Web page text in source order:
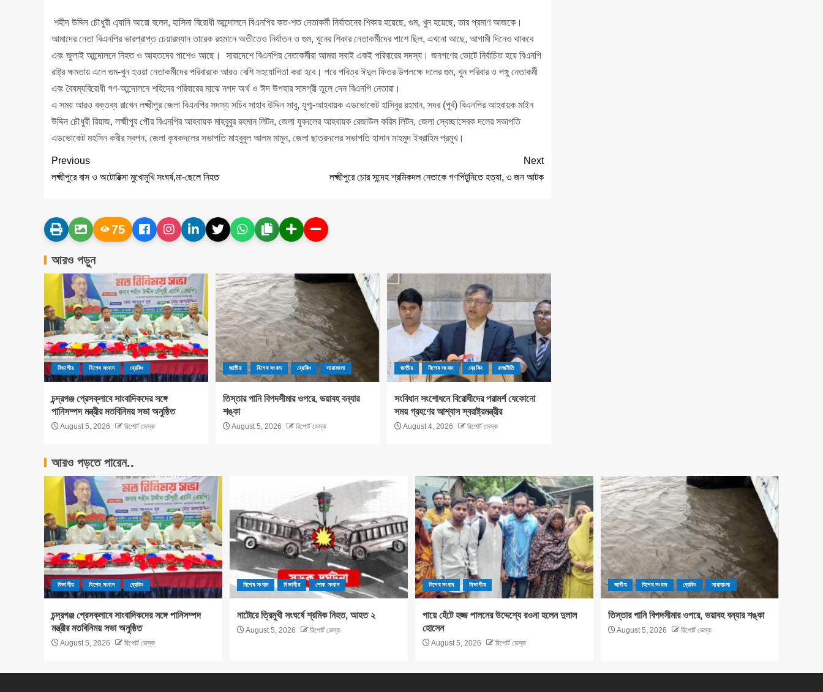
শহীদ উদ্দিন চৌধুরী এ্যানি আরো বলেন, হাসিনা বিরোধী আন্দোলনে বিএনপির কত-শত নেতাকর্মী নির্যাতনের শিকার হয়েছে, গুম, খুন হয়েছে, তার প্রমাণ আজকে।
আমাদের নেতা বিএনপির ভারপ্রাপ্ত চেয়ারম্যান তারেক রহমানে অতীতেও নির্যাতন ও গুম, খুনের শিকার নেতাকর্মীদের পাশে ছিল, এখনো আছে, আগামী দিনেও থাকবে
এবং জুলাই আন্দোলনে নিহত ও আহতদের পাশেও আছে। সারাদেশে বিএনপির নেতাকর্মীরা আমরা সবাই একই পরিবারের সদস্য। জনগণের ভোটে নির্বাচিত হয়ে বিএনপি
রাষ্ট্র ক্ষমতায় এলে গুম-খুন হওয়া নেতাকর্মীদের পরিবারকে আরও বেশি সহযোগিতা করা হবে। পরে পবিত্র ঈদুল ফিতর উপলক্ষে দলের গুম, খুন পরিবার ও পঙ্গু নেতাকর্মী
এবং বৈষম্যবিরোধী গণ-আন্দোলনে শহিদের পরিবারের মাঝে নগদ অর্থ ও ঈদ উপহার সামগ্রী তুলে দেন বিএনপি নেতারা।
এ সময় আরও বক্তব্য রাখেন লক্ষ্মীপুর জেলা বিএনপির সদস্য সচিব সাহাব উদ্দিন সাবু, যুগ্ম-আহবায়ক এডভোকেট হাসিবুর রহমান, সদর (পূর্ব) বিএনপির আহবায়ক মাইন
উদ্দিন চৌধুরী রিয়াজ, লক্ষ্মীপুর পৌর বিএনপির আহবায়ক মাহবুবুর রহমান লিটন, জেলা যুবদলের আহবায়ক রেজাউল করিম লিটন, জেলা স্বেচ্ছাসেবক দলের সভাপতি
এডভোকেট মহসিন কবীর স্বপন, জেলা কৃষকদলের সভাপতি মাহবুবুল আলম মামুন, জেলা ছাত্রদলের সভাপতি হাসান মাহমুদ ইব্রাহিম প্রমুখ।
Previous
লক্ষ্মীপুরে বাস ও অটোরিক্সা মুখোমুখি সংঘর্ষ,মা-ছেলে নিহত
Next
লক্ষ্মীপুরে চোর সন্দেহ শ্রমিকদল নেতাকে গণপিটুনিতে হত্যা, ৩ জন আটক
75
আরও পড়ুন
বিভাগীয় বিশেষ সংবাদ ব্রেকিং
চন্দ্রগঞ্জ প্রেসক্লাবে সাংবাদিকদের সঙ্গে
পানিসম্পদ মন্ত্রীর মতবিনিময় সভা অনুষ্ঠিত
August 5, 2026 রিপোর্ট ডেস্ক
জাতীয় বিশেষ সংবাদ ব্রেকিং সারাবাংলা
তিস্তার পানি বিপদসীমার ওপরে, ভয়াবহ বন্যার
শঙ্কা
August 5, 2026 রিপোর্ট ডেস্ক
জাতীয় বিশেষ সংবাদ ব্রেকিং রাজনীতি
সংবিধান সংশোধনে বিরোধীদের পরামর্শ যেকোনো
সময় গ্রহণের আশ্বাস স্বরাষ্ট্রমন্ত্রীর
August 4, 2026 রিপোর্ট ডেস্ক
আরও পড়তে পারেন..
বিভাগীয় বিশেষ সংবাদ ব্রেকিং
চন্দ্রগঞ্জ প্রেসক্লাবে সাংবাদিকদের সঙ্গে পানিসম্পদ
মন্ত্রীর মতবিনিময় সভা অনুষ্ঠিত
August 5, 2026 রিপোর্ট ডেস্ক
বিশেষ সংবাদ বিভাগীয় শোক সংবাদ
নাটোরে ত্রিমুখী সংঘর্ষে শ্রমিক নিহত, আহত ২
August 5, 2026 রিপোর্ট ডেস্ক
বিশেষ সংবাদ বিভাগীয়
পায়ে হেঁটে হজ্জ পালনের উদ্দেশ্যে রওনা হলেন দুলাল
হোসেন
August 5, 2026 রিপোর্ট ডেস্ক
জাতীয় বিশেষ সংবাদ ব্রেকিং সারাবাংলা
তিস্তার পানি বিপদসীমার ওপরে, ভয়াবহ বন্যার শঙ্কা
August 5, 2026 রিপোর্ট ডেস্ক